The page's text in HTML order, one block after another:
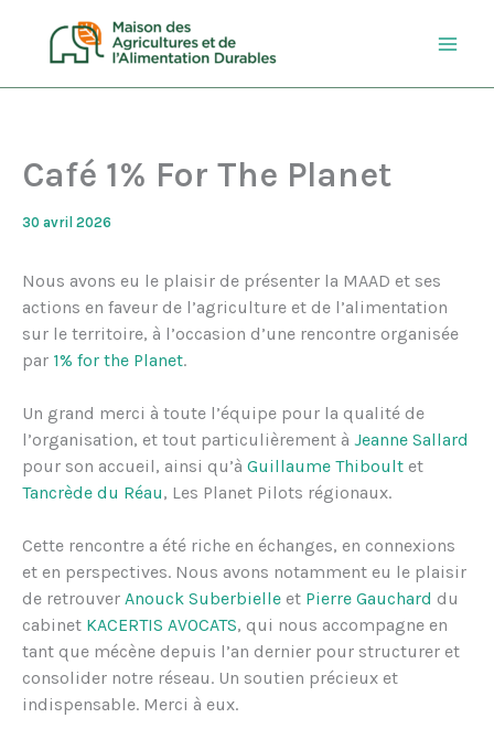
contenu
Café 1% For The Planet
30 avril 2026
Nous avons eu le plaisir de présenter la MAAD et ses
actions en faveur de l’agriculture et de l’alimentation
sur le territoire, à l’occasion d’une rencontre organisée
par 1% for the Planet.
Un grand merci à toute l’équipe pour la qualité de
l’organisation, et tout particulièrement à Jeanne Sallard
pour son accueil, ainsi qu’à Guillaume Thiboult et
Tancrède du Réau, Les Planet Pilots régionaux.
Cette rencontre a été riche en échanges, en connexions
et en perspectives. Nous avons notamment eu le plaisir
de retrouver Anouck Suberbielle et Pierre Gauchard du
cabinet KACERTIS AVOCATS, qui nous accompagne en
tant que mécène depuis l’an dernier pour structurer et
consolider notre réseau. Un soutien précieux et
indispensable. Merci à eux.